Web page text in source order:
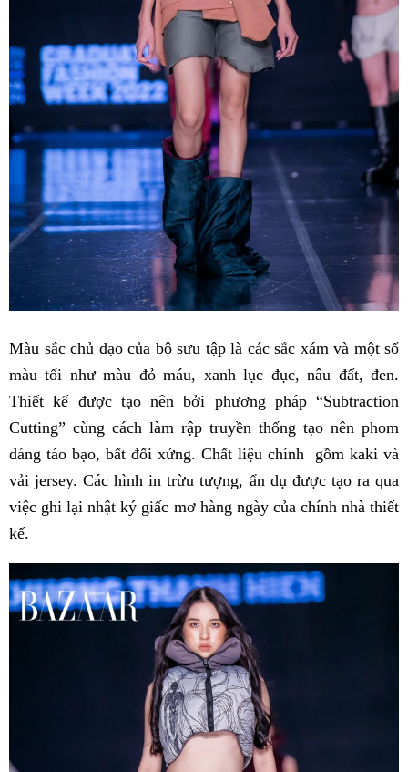
Màu sắc chủ đạo của bộ sưu tập là các sắc xám và một số
màu tối như màu đỏ máu, xanh lục đục, nâu đất, đen.
Thiết kế được tạo nên bởi phương pháp “Subtraction
Cutting” cùng cách làm rập truyền thống tạo nên phom
dáng táo bạo, bất đối xứng. Chất liệu chính gồm kaki và
vải jersey. Các hình in trừu tượng, ẩn dụ được tạo ra qua
việc ghi lại nhật ký giấc mơ hàng ngày của chính nhà thiết
kế.